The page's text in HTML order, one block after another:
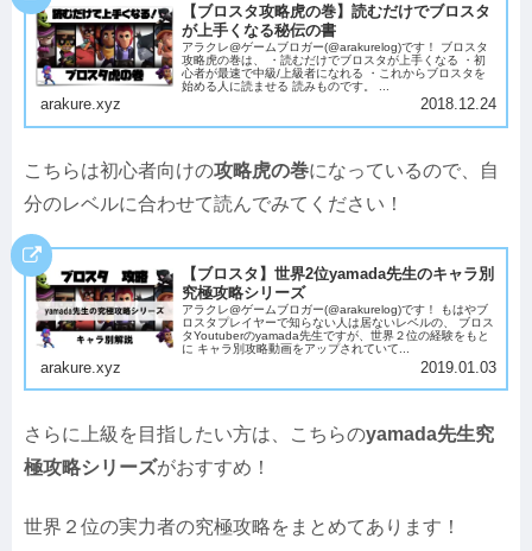
【ブロスタ攻略虎の巻】読むだけでブロスタ
が上手くなる秘伝の書
アラクレ@ゲームブロガー(@arakurelog)です！ ブロスタ
攻略虎の巻は、 ・読むだけでブロスタが上手くなる ・初
心者が最速で中級/上級者になれる ・これからブロスタを
始める人に読ませる 読みものです。 ...
arakure.xyz 2018.12.24
こちらは初心者向けの攻略虎の巻になっているので、自
分のレベルに合わせて読んでみてください！
【ブロスタ】世界2位yamada先生のキャラ別
究極攻略シリーズ
アラクレ@ゲームブロガー(@arakurelog)です！ もはやブ
ロスタプレイヤーで知らない人は居ないレベルの、 ブロス
タYoutuberのyamada先生ですが、世界２位の経験をもと
に キャラ別攻略動画をアップされていて...
arakure.xyz 2019.01.03
さらに上級を目指したい方は、こちらのyamada先生究
極攻略シリーズがおすすめ！
世界２位の実力者の究極攻略をまとめてあります！